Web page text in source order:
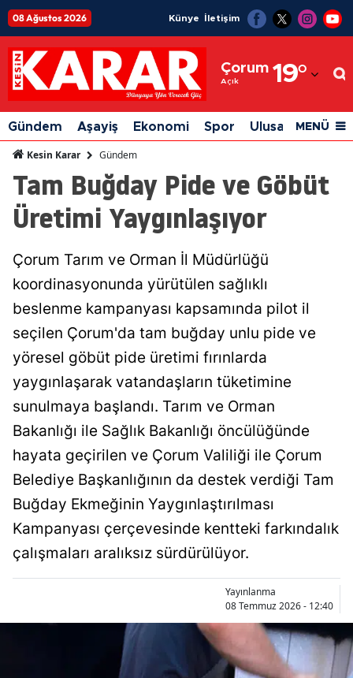
08 Ağustos 2026 Künye İletişim
Çorum
Açık 19°
Adıyaman
Afyonkarahisar
Ağrı
Amasya
Artvin
Aydın
Balıkesir
Bingöl
Bitlis
Bolu
Burdur
Bursa
Çanakkale
Çankırı
Çorum
Denizli
Gündem Aşayiş Ekonomi Spor Ulusal Siyaset
MENÜ
Kesin Karar Gündem
Tam Buğday Pide ve Göbüt
Üretimi Yaygınlaşıyor
Çorum Tarım ve Orman İl Müdürlüğü
koordinasyonunda yürütülen sağlıklı
beslenme kampanyası kapsamında pilot il
seçilen Çorum'da tam buğday unlu pide ve
yöresel göbüt pide üretimi fırınlarda
yaygınlaşarak vatandaşların tüketimine
sunulmaya başlandı. Tarım ve Orman
Bakanlığı ile Sağlık Bakanlığı öncülüğünde
hayata geçirilen ve Çorum Valiliği ile Çorum
Belediye Başkanlığının da destek verdiği Tam
Buğday Ekmeğinin Yaygınlaştırılması
Kampanyası çerçevesinde kentteki farkındalık
çalışmaları aralıksız sürdürülüyor.
Yayınlanma
08 Temmuz 2026 - 12:40